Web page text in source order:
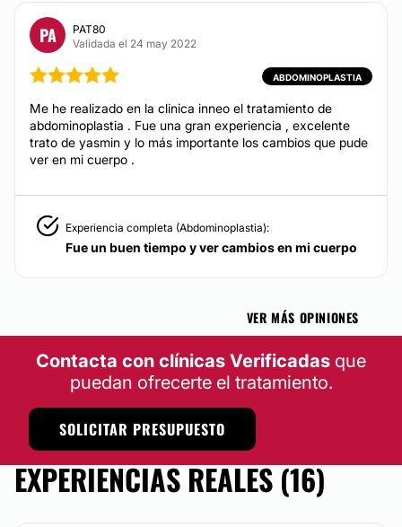
PA
PAT80
Validada el 24 may 2022
ABDOMINOPLASTIA
Me he realizado en la clinica inneo el tratamiento de
abdominoplastia . Fue una gran experiencia , excelente
trato de yasmin y lo más importante los cambios que pude
ver en mi cuerpo .
Experiencia completa (Abdominoplastia):
Fue un buen tiempo y ver cambios en mi cuerpo
VER MÁS OPINIONES
Contacta con clínicas Verificadas que
puedan ofrecerte el tratamiento.
SOLICITAR PRESUPUESTO
EXPERIENCIAS REALES (16)